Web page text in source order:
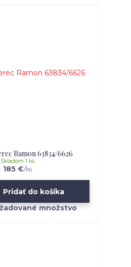
Ramon 63834/6626
185 €/ks
Skladom 1 ks
Pridať do košíka